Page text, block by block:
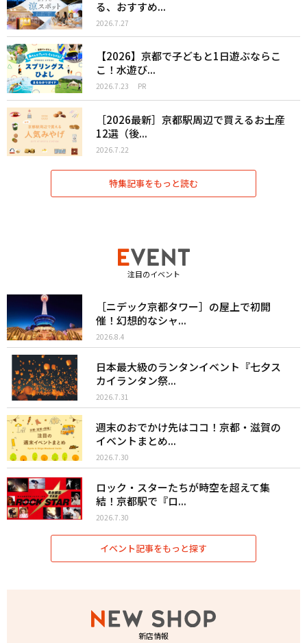
る、おすすめ...
2026.7.27
【2026】京都で子どもと1日遊ぶならこ
こ！水遊び...
2026.7.23 PR
［2026最新］京都駅周辺で買えるお土産
12選（後...
2026.7.22
特集記事をもっと読む
注目のイベント
［ニデック京都タワー］の屋上で初開
催！幻想的なシャ...
2026.8.4
日本最大級のランタンイベント『七夕ス
カイランタン祭...
2026.7.31
週末のおでかけ先はココ！京都・滋賀の
イベントまとめ...
2026.7.30
ロック・スターたちが時空を超えて集
結！京都駅で『ロ...
2026.7.30
イベント記事をもっと探す
新店情報